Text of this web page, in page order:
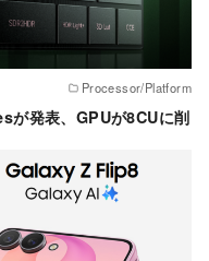
Processor/Platform
発表、GPUが8CUに削